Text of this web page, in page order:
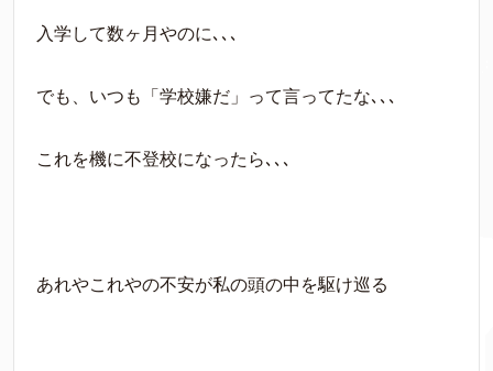
入学して数ヶ月やのに､､､
でも、いつも「学校嫌だ」って言ってたな､､､
これを機に不登校になったら､､､
あれやこれやの不安が私の頭の中を駆け巡る